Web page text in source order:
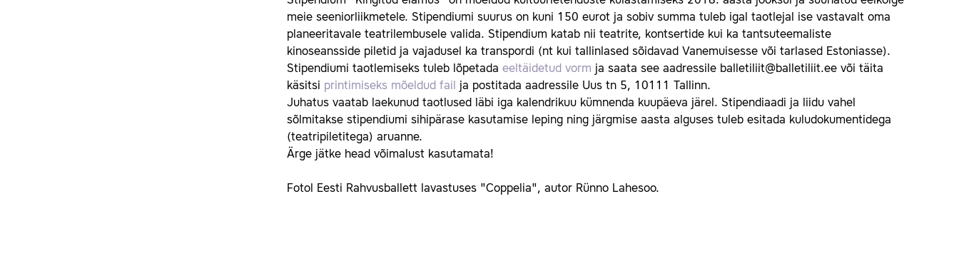
meie seeniorliikmetele. Stipendiumi suurus on kuni 150 eurot ja sobiv summa tuleb igal taotlejal ise vastavalt oma
planeeritavale teatrilembusele valida. Stipendium katab nii teatrite, kontsertide kui ka tantsuteemaliste
kinoseansside piletid ja vajadusel ka transpordi (nt kui tallinlased sõidavad Vanemuisesse või tarlased Estoniasse).
Stipendiumi taotlemiseks tuleb lõpetada eeltäidetud vorm ja saata see aadressile balletiliit@balletiliit.ee või täita
käsitsi printimiseks mõeldud fail ja postitada aadressile Uus tn 5, 10111 Tallinn.
Juhatus vaatab laekunud taotlused läbi iga kalendrikuu kümnenda kuupäeva järel. Stipendiaadi ja liidu vahel
sõlmitakse stipendiumi sihipärase kasutamise leping ning järgmise aasta alguses tuleb esitada kuludokumentidega
(teatripiletitega) aruanne.
Ärge jätke head võimalust kasutamata!
Fotol Eesti Rahvusballett lavastuses "Coppelia", autor Rünno Lahesoo.